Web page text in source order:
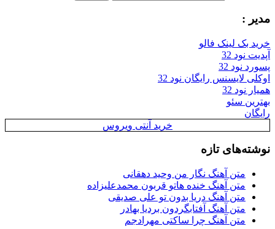
مدیر :
خرید بک لینک فالو
آپدیت نود 32
پسورد نود 32
اوکلی لایسنس رایگان نود 32
همیار نود 32
بهترین سئو
رایگان
خرید آنتی ویروس
نوشته‌های تازه
متن آهنگ نگار من وحید دهقانی
متن آهنگ خنده هاتو قربون محمدعلیزاده
متن آهنگ دریا بدون تو علی صدیقی
متن آهنگ آفتابگردون بردیا بهادر
متن آهنگ چرا ساکتی مهرادجم